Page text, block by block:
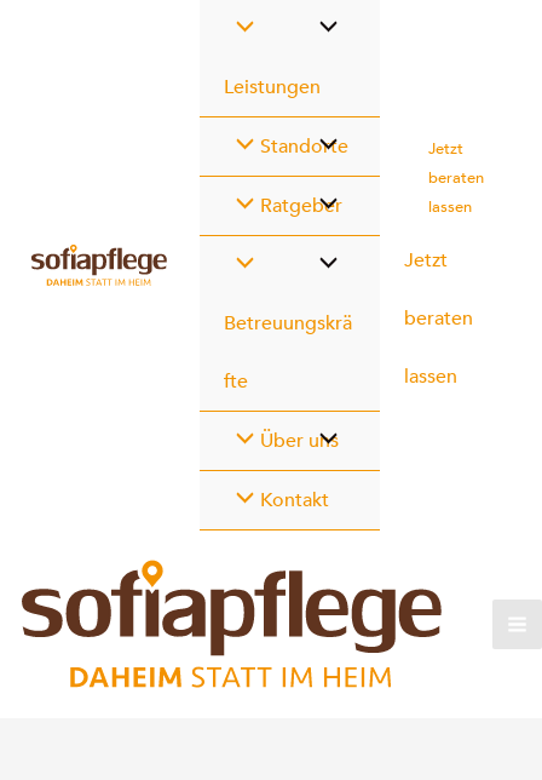
Leistungen
Standorte
Ratgeber
Betreuungskrä
fte
Über uns
Kontakt
Jetzt
beraten
lassen
Jetzt
beraten
lassen